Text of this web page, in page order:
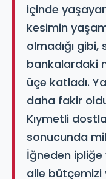
içinde
kesimin
olmadığı
bankalardaki
üçe katladı.
daha fakir
Kıymetli
sonucunda
İğneden
aile